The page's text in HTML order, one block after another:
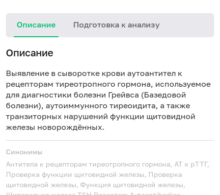
Описание Подготовка к анализу
Описание
Выявление в сыворотке крови аутоантител к
рецепторам тиреотропного гормона, используемое
для диагностики болезни Грейвса (Базедовой
болезни), аутоиммунного тиреоидита, а также
транзиторных нарушений функции щитовидной
железы новорождённых.
Синонимы
Антитела к рецепторам тиреотропного гормона, АТ к рТТГ,
Проверка функции щитовидной железы, Проверка
щитовидной железы, Функция щитовидной железы,